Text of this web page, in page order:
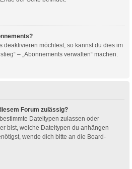
deaktivieren möchtest, so kannst du dies im
– „Abonnements verwalten“ machen.
Forum zulässig?
Dateitypen zulassen oder
bist, welche Dateitypen du anhängen
wende dich bitte an die Board-